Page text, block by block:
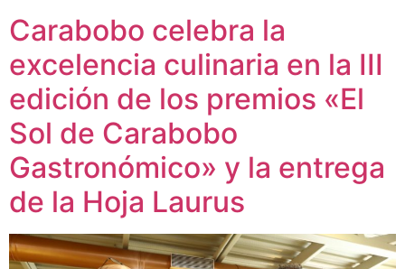
Carabobo celebra la
excelencia culinaria en la III
edición de los premios «El
Sol de Carabobo
Gastronómico» y la entrega
de la Hoja Laurus